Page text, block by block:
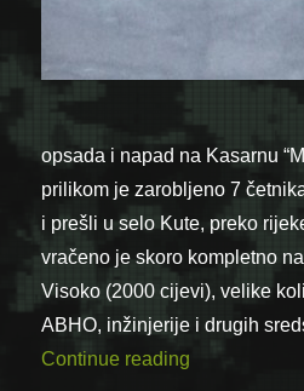
opsada i napad na Kasarnu
prilikom je zarobljeno 7
i prešli u selo Kute, preko
vračeno je skoro kompletno
Visoko (2000 cijevi), velike
ABHO, inžinjerije i drugih
Continue reading